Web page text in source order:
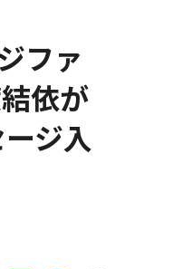
ファ
依が
ジ入